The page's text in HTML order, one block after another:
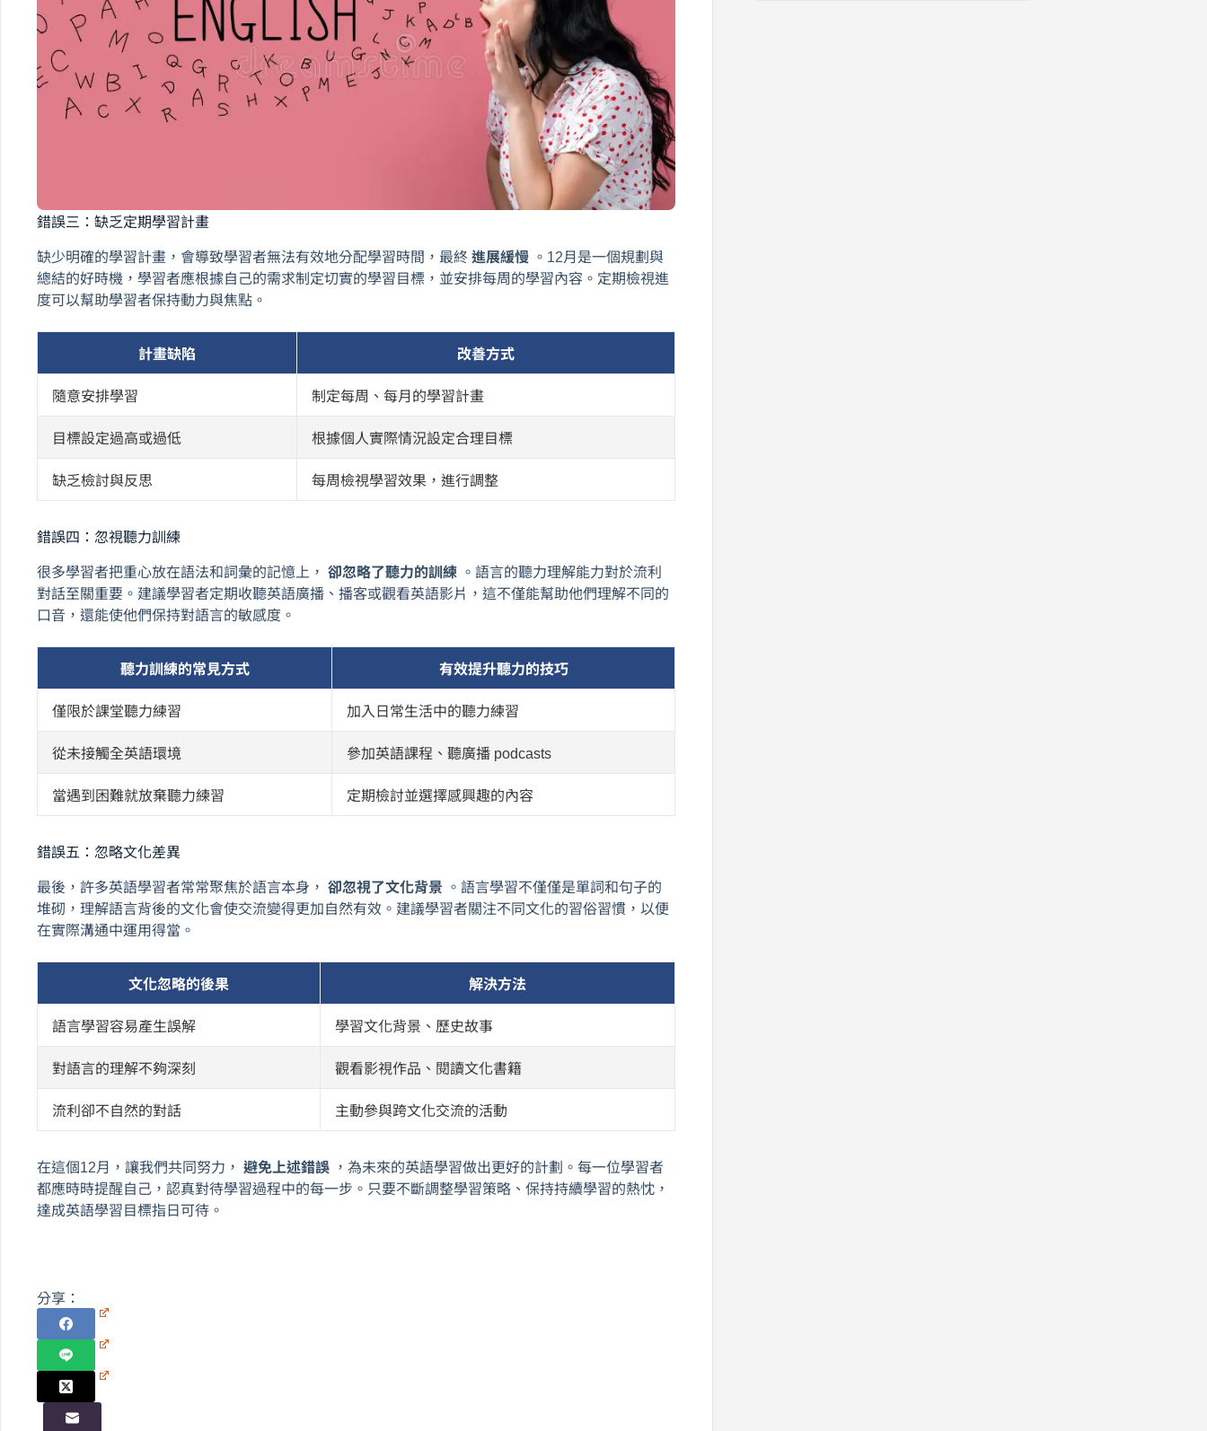
錯誤三：缺乏定期學習計畫
缺少明確的學習計畫，會導致學習者無法有效地分配學習時間，最終 進展緩慢 。12月是一個規劃與
總結的好時機，學習者應根據自己的需求制定切實的學習目標，並安排每周的學習內容。定期檢視進
度可以幫助學習者保持動力與焦點。
計畫缺陷 改善方式
隨意安排學習 制定每周、每月的學習計畫
目標設定過高或過低 根據個人實際情況設定合理目標
缺乏檢討與反思 每周檢視學習效果，進行調整
錯誤四：忽視聽力訓練
很多學習者把重心放在語法和詞彙的記憶上， 卻忽略了聽力的訓練 。語言的聽力理解能力對於流利
對話至關重要。建議學習者定期收聽英語廣播、播客或觀看英語影片，這不僅能幫助他們理解不同的
口音，還能使他們保持對語言的敏感度。
聽力訓練的常見方式 有效提升聽力的技巧
僅限於課堂聽力練習 加入日常生活中的聽力練習
從未接觸全英語環境 參加英語課程、聽廣播 podcasts
當遇到困難就放棄聽力練習 定期檢討並選擇感興趣的內容
錯誤五：忽略文化差異
最後，許多英語學習者常常聚焦於語言本身， 卻忽視了文化背景 。語言學習不僅僅是單詞和句子的
堆砌，理解語言背後的文化會使交流變得更加自然有效。建議學習者關注不同文化的習俗習慣，以便
在實際溝通中運用得當。
文化忽略的後果 解決方法
語言學習容易產生誤解 學習文化背景、歷史故事
對語言的理解不夠深刻 觀看影視作品、閱讀文化書籍
流利卻不自然的對話 主動參與跨文化交流的活動
在這個12月，讓我們共同努力， 避免上述錯誤 ，為未來的英語學習做出更好的計劃。每一位學習者
都應時時提醒自己，認真對待學習過程中的每一步。只要不斷調整學習策略、保持持續學習的熱忱，
達成英語學習目標指日可待。
分享：